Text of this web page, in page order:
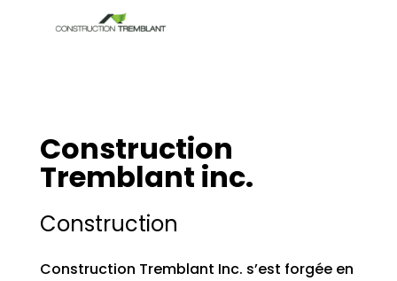
Construction
Tremblant inc.
Construction
Construction Tremblant Inc. s’est forgée en